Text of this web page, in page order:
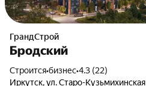
ГрандСтрой
Бродский
Строится•бизнес•4.3 (22)
Иркутск, ул. Старо-Кузьмихинская